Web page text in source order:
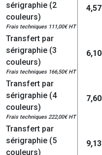
sérigraphie (2
couleurs)
Frais techniques 111,00€ HT
4,57
Transfert par
sérigraphie (3
couleurs)
Frais techniques 166,50€ HT
6,10
Transfert par
sérigraphie (4
couleurs)
Frais techniques 222,00€ HT
7,60
Transfert par
sérigraphie (5
couleurs)
9,13